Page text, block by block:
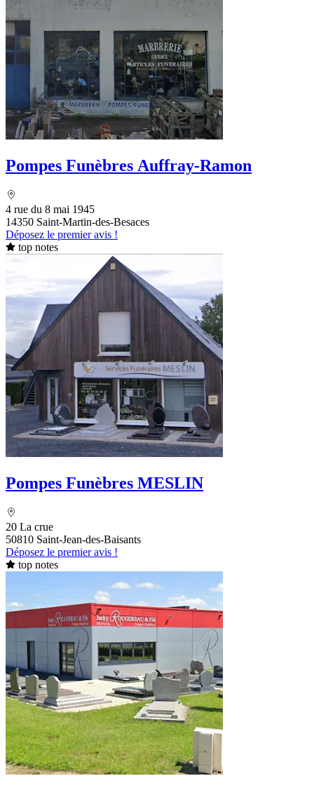
Pompes Funèbres Auffray-Ramon
4 rue du 8 mai 1945
14350 Saint-Martin-des-Besaces
Déposez le premier avis !
top notes
Pompes Funèbres MESLIN
20 La crue
50810 Saint-Jean-des-Baisants
Déposez le premier avis !
top notes